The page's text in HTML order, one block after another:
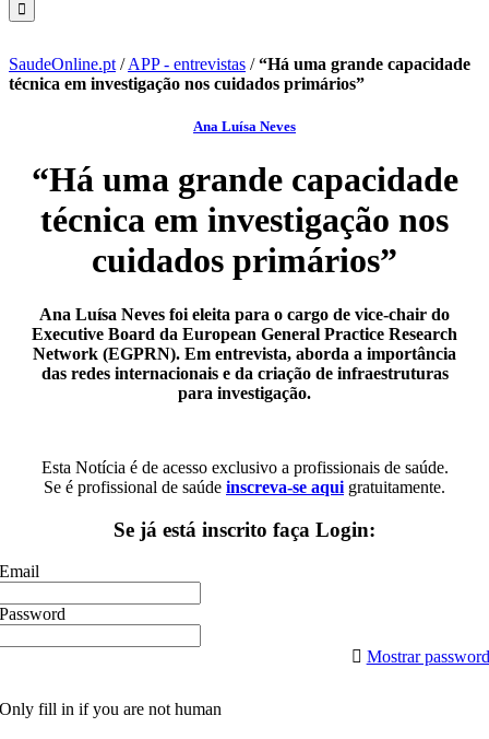
SaudeOnline.pt /APP - entrevistas /“Há uma grande capacidade
técnica em investigação nos cuidados primários”
Ana Luísa Neves
“Há uma grande capacidade
técnica em investigação nos
cuidados primários”
Ana Luísa Neves foi eleita para o cargo de vice-chair do
Executive Board da European General Practice Research
Network (EGPRN). Em entrevista, aborda a importância
das redes internacionais e da criação de infraestruturas
para investigação.
Esta Notícia é de acesso exclusivo a profissionais de saúde.
Se é profissional de saúde inscreva-se aqui gratuitamente.
Se já está inscrito faça Login:
Email
Password
Mostrar password
Only fill in if you are not human